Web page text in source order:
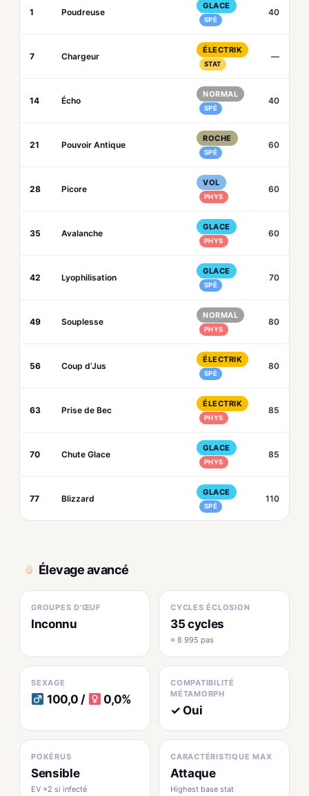
1 Poudreuse
GLACE
SPÉ
40
7 Chargeur
ÉLECTRIK
STAT
—
14 Écho
NORMAL
SPÉ
40
21 Pouvoir Antique
ROCHE
SPÉ
60
28 Picore
VOL
PHYS
60
35 Avalanche
GLACE
PHYS
60
42 Lyophilisation
GLACE
SPÉ
70
49 Souplesse
NORMAL
PHYS
80
56 Coup d’Jus
ÉLECTRIK
SPÉ
80
63 Prise de Bec
ÉLECTRIK
PHYS
85
70 Chute Glace
GLACE
PHYS
85
77 Blizzard
GLACE
SPÉ
110
Élevage avancé
GROUPES D'ŒUF
Inconnu
CYCLES ÉCLOSION
35 cycles
≈ 8 995 pas
SEXAGE
100,0 / 0,0%
COMPATIBILITÉ
MÉTAMORPH
✓ Oui
POKÉRUS
Sensible
EV ×2 si infecté
CARACTÉRISTIQUE MAX
Attaque
Highest base stat